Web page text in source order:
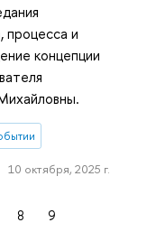
процесса и
концепции
10 октября, 2025 г.
8
9